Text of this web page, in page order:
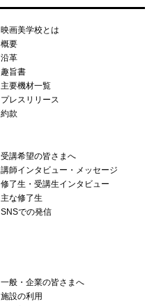
映画美学校とは
概要
沿革
趣旨書
主要機材一覧
プレスリリース
約款
受講希望の皆さまへ
講師インタビュー・メッセージ
修了生・受講生インタビュー
主な修了生
SNSでの発信
一般・企業の皆さまへ
施設の利用